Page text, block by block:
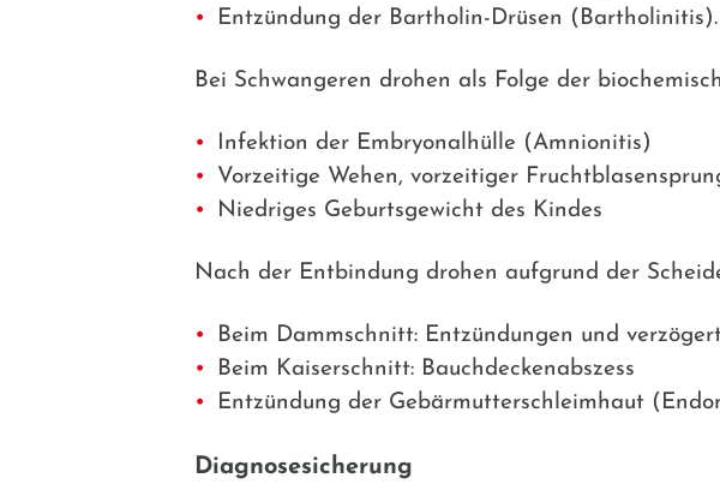
Entzündung der Bartholin-Drüsen (Bartholinitis).
Bei Schwangeren drohen als Folge der
Infektion der Embryonalhülle (Amnionitis)
Vorzeitige Wehen, vorzeitiger
Niedriges Geburtsgewicht des Kindes
Nach der Entbindung drohen aufgrund der
Beim Dammschnitt: Entzündungen und
Beim Kaiserschnitt: Bauchdeckenabszess
Entzündung der Gebärmutterschleimhaut
Diagnosesicherung